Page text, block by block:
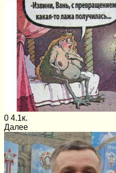
0 4.1к.
Далее